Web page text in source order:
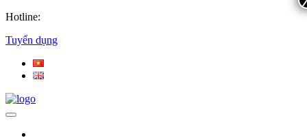
Hotline:
Tuyển dụng